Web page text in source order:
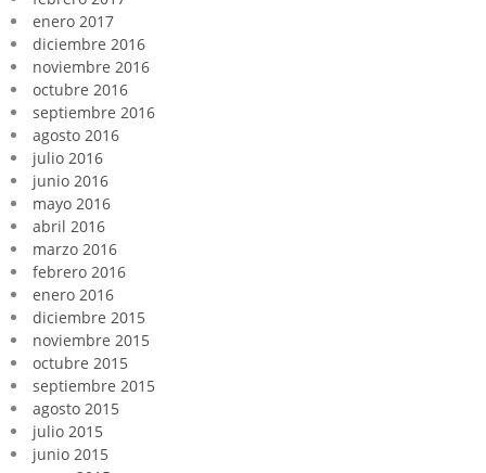
enero 2017
diciembre 2016
noviembre 2016
octubre 2016
septiembre 2016
agosto 2016
julio 2016
junio 2016
mayo 2016
abril 2016
marzo 2016
febrero 2016
enero 2016
diciembre 2015
noviembre 2015
octubre 2015
septiembre 2015
agosto 2015
julio 2015
junio 2015